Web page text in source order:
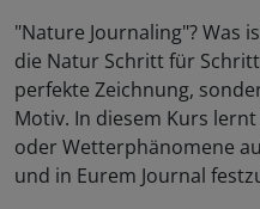
"Nature Journaling"? Was
die Natur Schritt für
perfekte Zeichnung,
Motiv. In diesem Kurs
oder Wetterphänomene
und in Eurem Journal